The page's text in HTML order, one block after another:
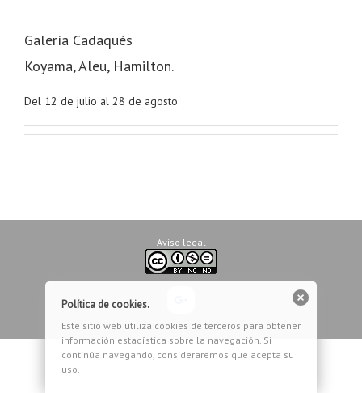
Galería Cadaqués
Koyama, Aleu, Hamilton.
Del 12 de julio al 28 de agosto
Aviso legal
Política de cookies.
Este sitio web utiliza cookies de terceros para obtener
información estadística sobre la navegación. Si
continúa navegando, consideraremos que acepta su
uso.